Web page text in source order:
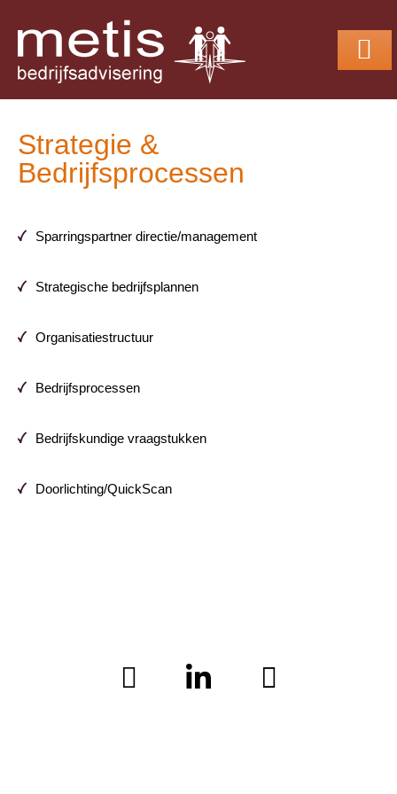
Strategie &
Bedrijfsprocessen
Sparringspartner directie/management
Strategische bedrijfsplannen
Organisatiestructuur
Bedrijfsprocessen
Bedrijfskundige vraagstukken
Doorlichting/QuickScan